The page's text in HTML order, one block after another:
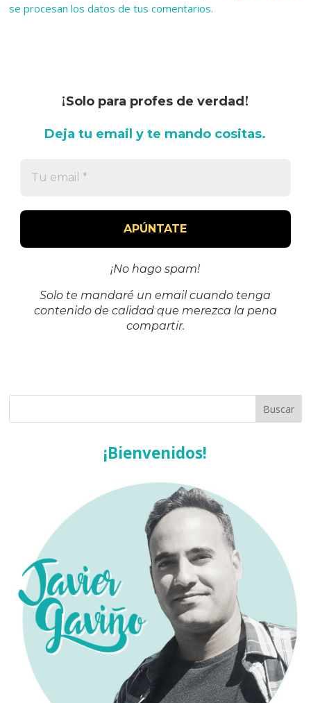
se procesan los datos de tus comentarios.
¡Solo para profes de verdad!
Deja tu email y te mando cositas.
¡No hago spam!
Solo te mandaré un email cuando tenga
contenido de calidad que merezca la pena
compartir.
¡Bienvenidos!